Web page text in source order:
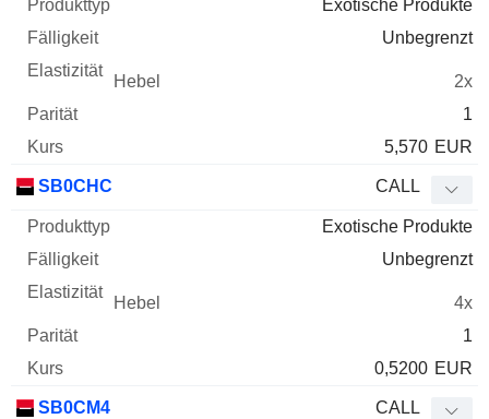
Exotische Produkte
Unbegrenzt
2x
1
5,570 EUR
SB0CHC CALL
Exotische Produkte
Unbegrenzt
4x
1
0,5200 EUR
SB0CM4 CALL